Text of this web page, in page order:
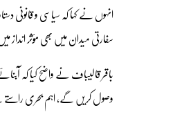
انہوں نے کہا کہ سیاسی و قانونی
سفارتی میدان میں بھی مؤثر انداز
باقر قالیباف نے واضح کیا کہ
وصول کریں گے، اہم بحری راستے سے گزرنے والے